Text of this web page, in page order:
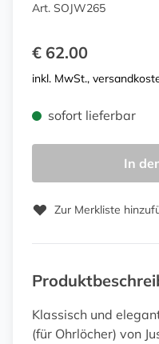
Art. SOJW265
€ 62.00
inkl. MwSt.,
sofort lieferbar
In
Zur Merkliste
Klassisch und
(für Ohrlöcher) von